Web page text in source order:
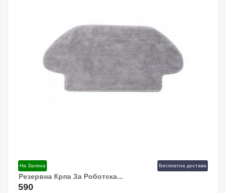
На Залиха Бесплатна достава
Резервна Крпа За Роботска...
590
Додај Во Кошница!